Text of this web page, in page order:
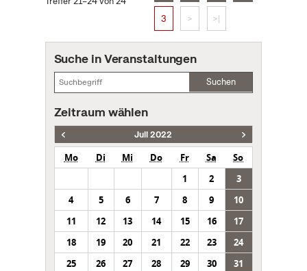
3 > >|
Suche in Veranstaltungen
Suchen
Zeitraum wählen
Juli 2022
Mo Di Mi Do Fr Sa
So
1
2
3
4
5 6 7 8 9
10
11
12 13 14 15 16
17
18
19 20 21 22 23
24
25
26 27 28 29 30 31